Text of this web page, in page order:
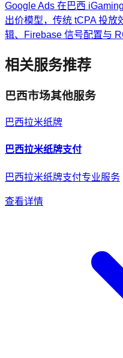
Google Ads 在巴西
出价模型，传统 tCPA 投放
辑、Firebase 信号配置与
相关服务推荐
巴西市场其他服务
巴西拉米纸牌
巴西拉米纸牌支付
巴西拉米纸牌支付专业服务
查看详情